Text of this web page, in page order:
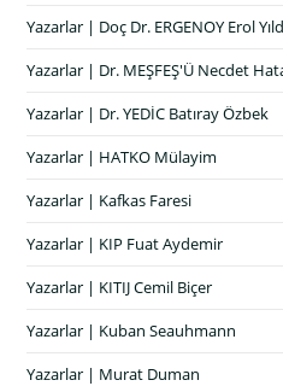
Yazarlar | Doç Dr. ERGENOY Erol
Yazarlar | Dr. MEŞFEŞ'Ü Necdet
Yazarlar | Dr. YEDİC Batıray Özbek
Yazarlar | HATKO Mülayim
Yazarlar | Kafkas Faresi
Yazarlar | KIP Fuat Aydemir
Yazarlar | KITIJ Cemil Biçer
Yazarlar | Kuban Seauhmann
Yazarlar | Murat Duman